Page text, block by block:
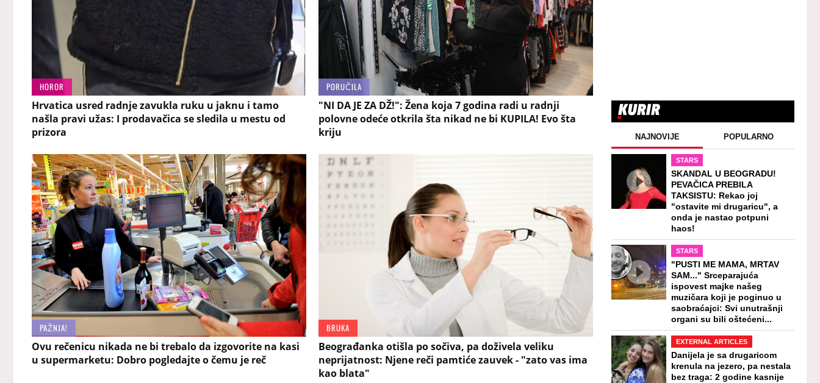
HOROR
Hrvatica usred radnje zavukla ruku u jaknu i tamo
našla pravi užas: I prodavačica se sledila u mestu od
prizora
PORUČILA
"NI DA JE ZA DŽ!": Žena koja 7 godina radi u radnji
polovne odeće otkrila šta nikad ne bi KUPILA! Evo šta
kriju
PAŽNJA!
Ovu rečenicu nikada ne bi trebalo da izgovorite na kasi
u supermarketu: Dobro pogledajte o čemu je reč
BRUKA
Beograđanka otišla po sočiva, pa doživela veliku
neprijatnost: Njene reči pamtiće zauvek - "zato vas ima
kao blata"
NAJNOVIJE POPULARNO
STARS
SKANDAL U BEOGRADU!
PEVAČICA PREBILA
TAKSISTU: Rekao joj
"ostavite mi drugaricu", a
onda je nastao potpuni
haos!
STARS
"PUSTI ME MAMA, MRTAV
SAM..." Srceparajuća
ispovest majke našeg
muzičara koji je poginuo u
saobraćajci: Svi unutrašnji
organi su bili oštećeni...
EXTERNAL ARTICLES
Danijela je sa drugaricom
krenula na jezero, pa nestala
bez traga: 2 godine kasnije